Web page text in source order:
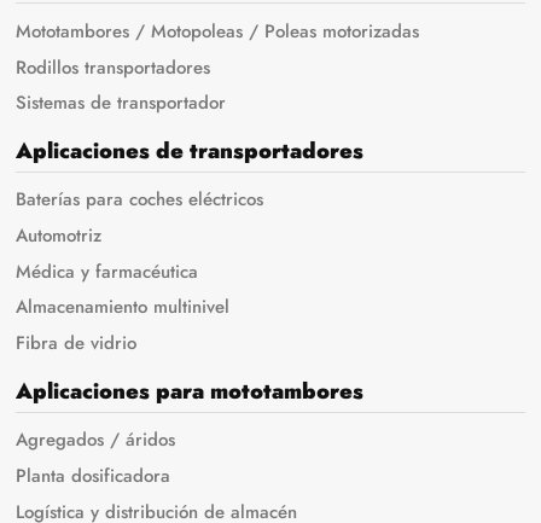
Mototambores / Motopoleas / Poleas motorizadas
Rodillos transportadores
Sistemas de transportador
Aplicaciones de transportadores
Baterías para coches eléctricos
Automotriz
Médica y farmacéutica
Almacenamiento multinivel
Fibra de vidrio
Aplicaciones para mototambores
Agregados / áridos
Planta dosificadora
Logística y distribución de almacén